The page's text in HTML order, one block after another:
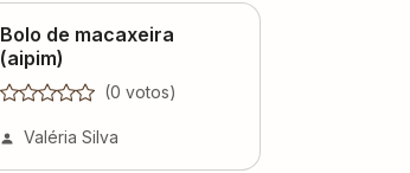
Bolo de macaxeira
(aipim)
(0 votos)
Valéria Silva